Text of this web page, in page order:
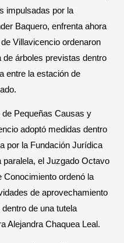
impulsadas por la
Baquero, enfrenta ahora
Villavicencio ordenaron
árboles previstas dentro
entre la estación de
de Pequeñas Causas y
adoptó medidas dentro
por la Fundación Jurídica
paralela, el Juzgado Octavo
Conocimiento ordenó la
de aprovechamiento
de una tutela
Alejandra Chaquea Leal.